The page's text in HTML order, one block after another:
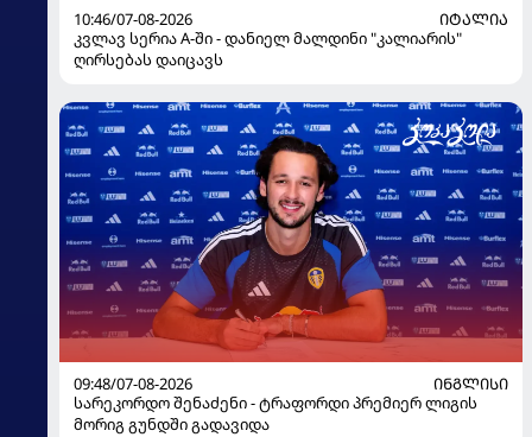
10:46/07-08-2026
ᲘᲢᲐᲚᲘᲐ
კვლავ სერია A-ში - დანიელ მალდინი "კალიარის"
ღირსებას დაიცავს
09:48/07-08-2026
ᲘᲜᲒᲚᲘᲡᲘ
სარეკორდო შენაძენი - ტრაფორდი პრემიერ ლიგის
მორიგ გუნდში გადავიდა